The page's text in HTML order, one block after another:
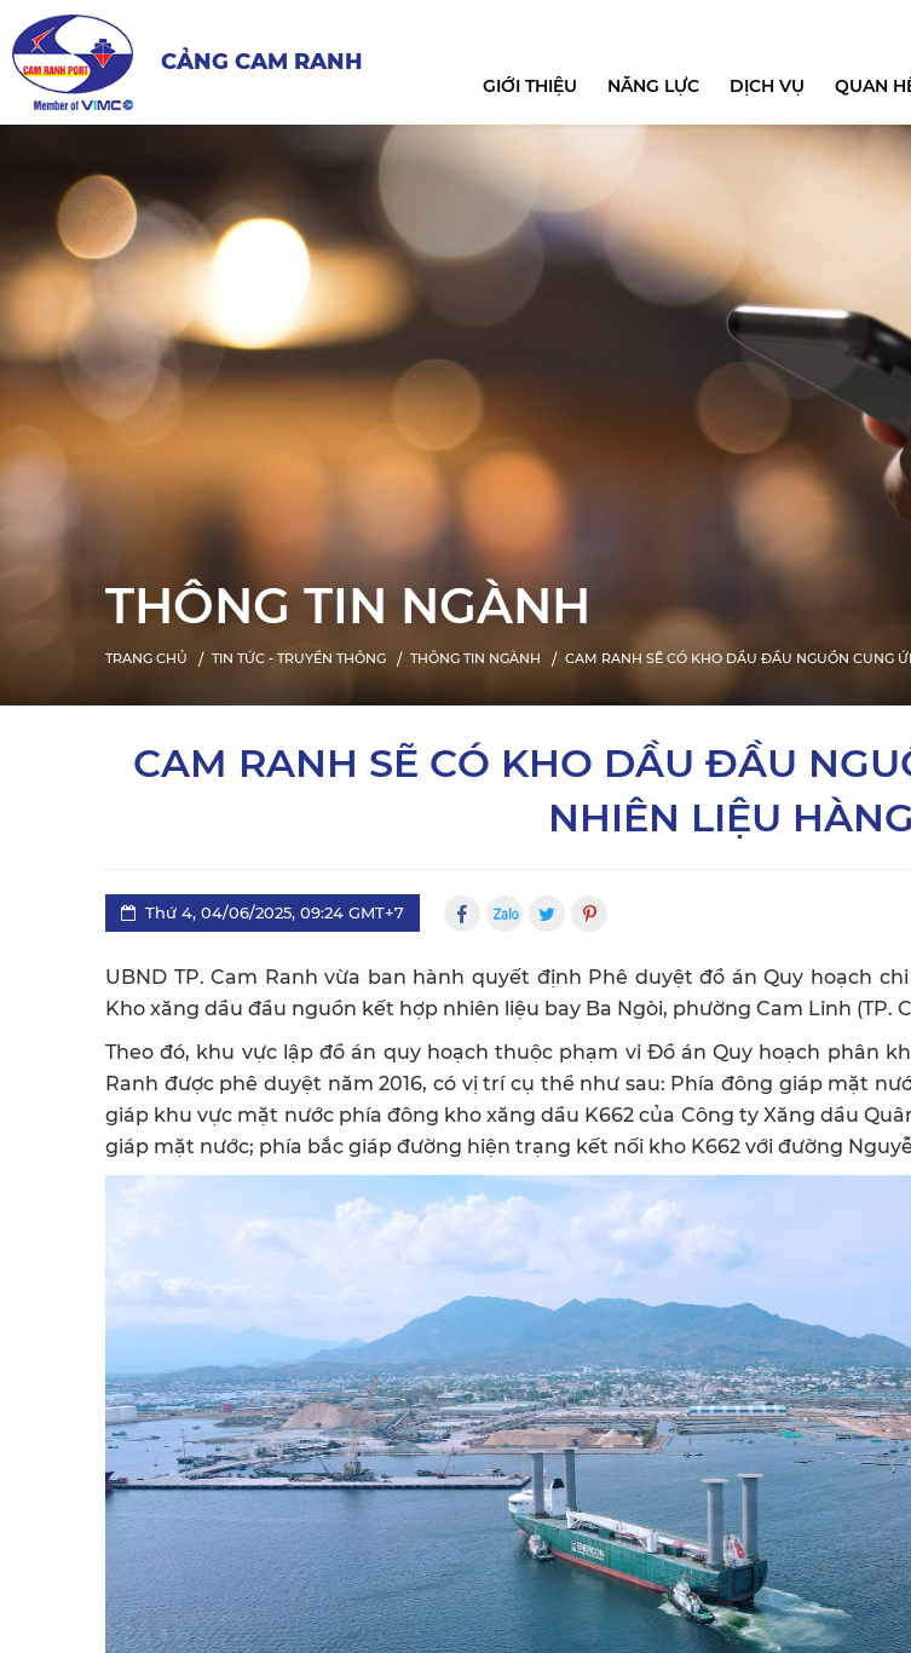
CẢNG CAM RANH
GIỚI THIỆU NĂNG LỰC DỊCH VỤ QUAN
THÔNG TIN NGÀNH
TRANG CHỦ TIN TỨC - TRUYỀN THÔNG THÔNG TIN NGÀNH CAM RANH SẼ CÓ KHO DẦU ĐẦU NGUỒN CUNG
CAM RANH SẼ CÓ KHO DẦU ĐẦU
NHIÊN LIỆU
Thứ 4, 04/06/2025, 09:24 GMT+7
UBND TP. Cam Ranh vừa ban hành quyết định Phê duyệt đồ án Quy hoạch
Kho xăng dầu đầu nguồn kết hợp nhiên liệu bay Ba Ngòi, phường Cam Linh (TP.
Theo đó, khu vực lập đồ án quy hoạch thuộc phạm vi Đồ án Quy hoạch phân
Ranh được phê duyệt năm 2016, có vị trí cụ thể như sau: Phía đông giáp mặt
giáp khu vực mặt nước phía đông kho xăng dầu K662 của Công ty Xăng dầu
giáp mặt nước; phía bắc giáp đường hiện trạng kết nối kho K662 với đường